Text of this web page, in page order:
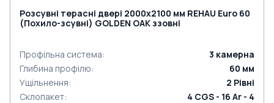
Розсувні терасні двері 2000x2100 мм REHAU Euro 60
(Похило-зсувні) GOLDEN OAK ззовні
Профільна система: 3 камерна
Глибина профілю: 60 мм
Ущільнення: 2 Рівні
Склопакет: 4 CGS - 16 Ar - 4